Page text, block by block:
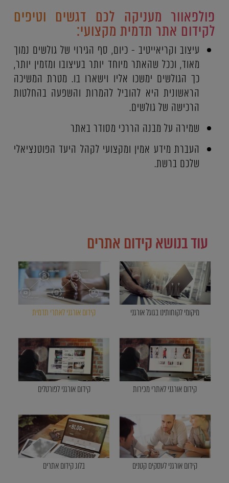
פולפאוור מעניקה לכם דגשים וטיפים
לקידום אתר תדמית מקצועי:
עיצוב וקריאייטיב - כיום, סף הגירוי של גולשים נמוך
מאוד, וככל שהאתר מיוחד יותר בעיצובו ומזמין יותר,
כך הגולשים ימשכו אליו וישארו בו. מטרת המשיכה
הראשונית היא להוביל להמרות והשפעה בהחלטות
הרכישה של גולשים.
שמירה על מבנה הררכי מסודר באתר
העברת מידע אמין ומקצועי לקהל היעד הפוטנציאלי
שלכם ברשת.
עוד בנושא קידום אתרים
מיקומי לקוחותינו בגוגל אורגני קידום אורגני לאתרי תדמית
קידום אורגני לאתרי מכירות קידום אורגני לפורטלים
קידום אורגני לעסקים קטנים בלוג קידום אתרים